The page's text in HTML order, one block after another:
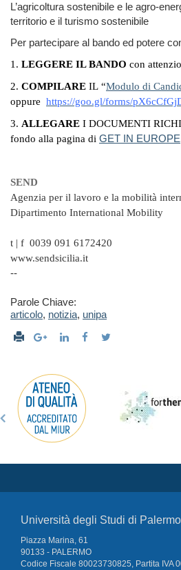
L’agricoltura sostenibile e le agro-
territorio e il turismo sostenibile
Per partecipare al bando ed potere
1. LEGGERE IL BANDO con
2. COMPILARE IL “Modulo di
oppure https://goo.gl/forms/
3. ALLEGARE I DOCUMENTI
fondo alla pagina di GET IN EUROPE
SEND
Agenzia per il lavoro e la mobilità
Dipartimento International Mobility
t | f 0039 091 6172420
www.sendsicilia.it
--
Parole Chiave:
articolo, notizia, unipa
Università degli Studi di Palermo
Piazza Marina, 61
90133 - PALERMO
Codice Fiscale 80023730825, Partita IVA